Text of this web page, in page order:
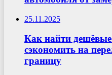
25.11.2025
Как найти
сэкономить на
границу